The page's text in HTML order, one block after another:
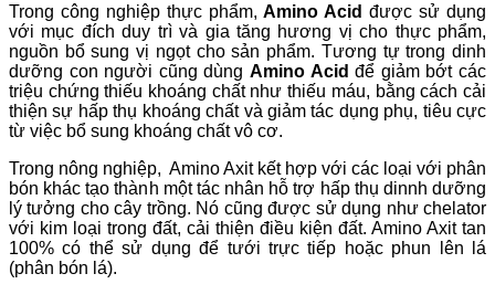
Trong công nghiệp thực phẩm,Amino Acid được sử dụng
với mục đích duy trì và gia tăng hương vị cho thực phẩm,
nguồn bổ sung vị ngọt cho sản phẩm. Tương tự trong dinh
dưỡng con người cũng dùng Amino Acid để giảm bớt các
triệu chứng thiếu khoáng chất như thiếu máu, bằng cách cải
thiện sự hấp thụ khoáng chất và giảm tác dụng phụ, tiêu cực
từ việc bổ sung khoáng chất vô cơ.
Trong nông nghiệp, Amino Axit kết hợp với các loại với phân
bón khác tạo thành một tác nhân hỗ trợ hấp thụ dinnh dưỡng
lý tưởng cho cây trồng. Nó cũng được sử dụng như chelator
với kim loại trong đất, cải thiện điều kiện đất. Amino Axit tan
100% có thể sử dụng để tưới trực tiếp hoặc phun lên lá
(phân bón lá).